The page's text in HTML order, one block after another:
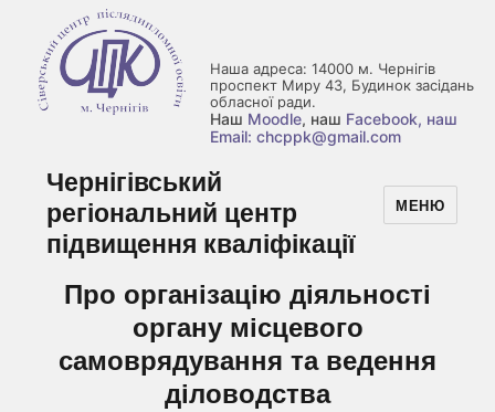
Наша адреса: 14000 м. Чернігів
проспект Миру 43, Будинок засідань
обласної ради.
Наш Moodle, наш Facebook, наш
Email: chcppk@gmail.com
Чернігівський
регіональний центр
підвищення кваліфікації
МЕНЮ
Про організацію діяльності
органу місцевого
самоврядування та ведення
діловодства